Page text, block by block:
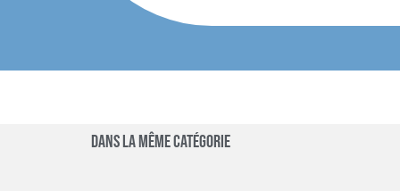
Dans la même catégorie